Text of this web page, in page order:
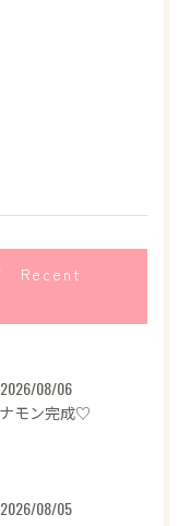
Recent
2026/08/06
モン完成♡
2026/08/05